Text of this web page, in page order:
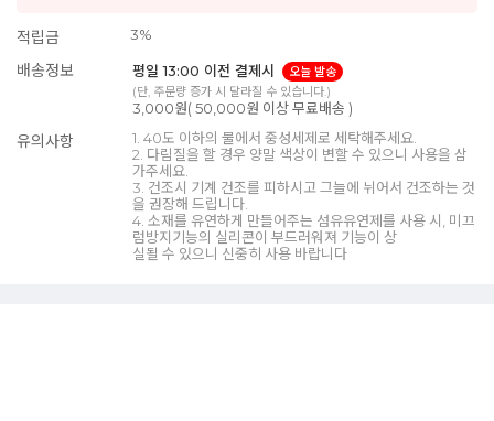
적립금 3%
배송정보 평일 13:00 이전 결제시
오늘 발송
(단, 주문량 증가 시 달라질 수 있습니다.)
3,000원( 50,000원 이상 무료배송 )
유의사항
1. 40도 이하의 물에서 중성세제로 세탁해주세요.
2. 다림질을 할 경우 양말 색상이 변할 수 있으니 사용을 삼
가주세요.
3. 건조시 기계 건조를 피하시고 그늘에 뉘어서 건조하는 것
을 권장해 드립니다.
4. 소재를 유연하게 만들어주는 섬유유연제를 사용 시, 미끄
럼방지기능의 실리콘이 부드러워져 기능이 상
실될 수 있으니 신중히 사용 바랍니다